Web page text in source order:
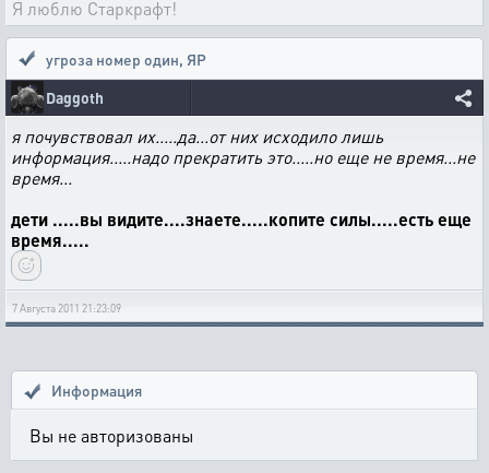
Я люблю Старкрафт!
угроза номер один, ЯР
Daggoth
я почувствовал их.....да...от них исходило лишь
информация.....надо прекратить это.....но еще не время...не
время...
дети .....вы видите....знаете.....копите силы.....есть еще
время.....
7 Августа 2011 21:23:09
Информация
Вы не авторизованы